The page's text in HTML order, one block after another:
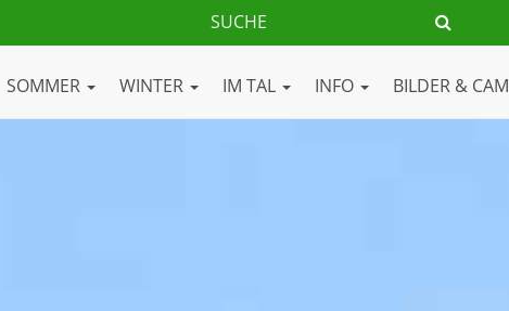
SOMMER WINTER IM TAL INFO BILDER & CAM